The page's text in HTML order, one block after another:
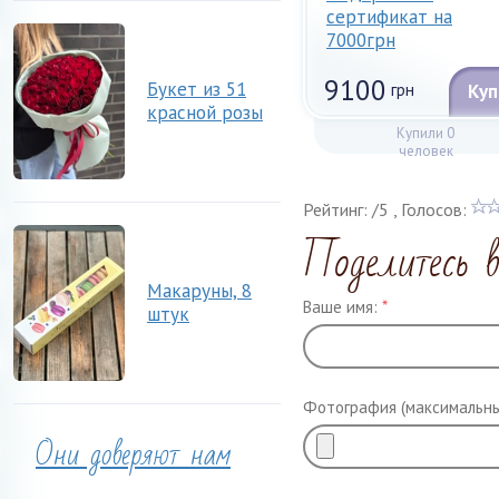
Букет из 51
красной розы
Макаруны, 8
штук
Они доверяют нам
Купили 0
человек
сертификат на
7000грн
9100 грн
Рейтинг: /5 , Голосов:
Поделитесь
Ваше имя: *
Фотография